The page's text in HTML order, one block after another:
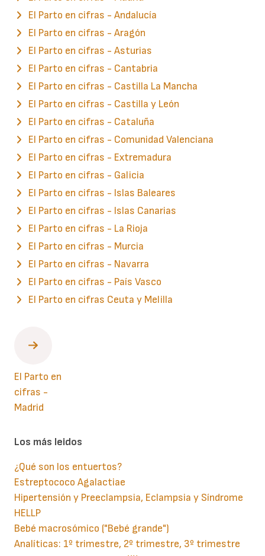
El Parto en cifras - Andalucía
El Parto en cifras - Aragón
El Parto en cifras - Asturias
El Parto en cifras - Cantabria
El Parto en cifras - Castilla La Mancha
El Parto en cifras - Castilla y León
El Parto en cifras - Cataluña
El Parto en cifras - Comunidad Valenciana
El Parto en cifras - Extremadura
El Parto en cifras - Galicia
El Parto en cifras - Islas Baleares
El Parto en cifras - Islas Canarias
El Parto en cifras - La Rioja
El Parto en cifras - Murcia
El Parto en cifras - Navarra
El Parto en cifras - País Vasco
El Parto en cifras Ceuta y Melilla
El Parto en
cifras -
Madrid
Los más leidos
¿Qué son los entuertos?
Estreptococo Agalactiae
Hipertensión y Preeclampsia, Eclampsia y Síndrome
HELLP
Bebé macrosómico ("Bebé grande")
Analíticas: 1º trimestre, 2º trimestre, 3º trimestre